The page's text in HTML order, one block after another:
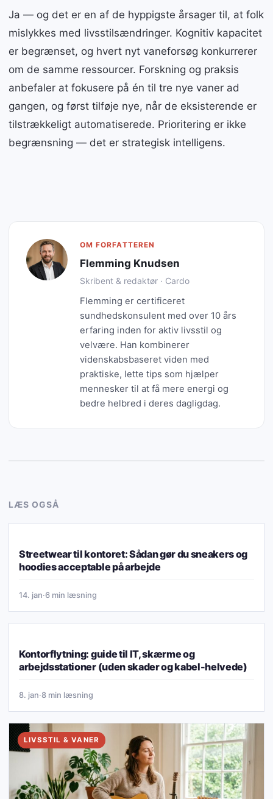
Ja — og det er en af de hyppigste årsager til, at folk
mislykkes med livsstilsændringer. Kognitiv kapacitet
er begrænset, og hvert nyt vaneforsøg konkurrerer
om de samme ressourcer. Forskning og praksis
anbefaler at fokusere på én til tre nye vaner ad
gangen, og først tilføje nye, når de eksisterende er
tilstrækkeligt automatiserede. Prioritering er ikke
begrænsning — det er strategisk intelligens.
OM FORFATTEREN
Flemming Knudsen
Skribent & redaktør · Cardo
Flemming er certificeret
sundhedskonsulent med over 10 års
erfaring inden for aktiv livsstil og
velvære. Han kombinerer
videnskabsbaseret viden med
praktiske, lette tips som hjælper
mennesker til at få mere energi og
bedre helbred i deres dagligdag.
LÆS OGSÅ
Streetwear til kontoret: Sådan gør du sneakers og
hoodies acceptable på arbejde
14. jan·6 min læsning
Kontorflytning: guide til IT, skærme og
arbejdsstationer (uden skader og kabel-helvede)
8. jan·8 min læsning
LIVSSTIL & VANER